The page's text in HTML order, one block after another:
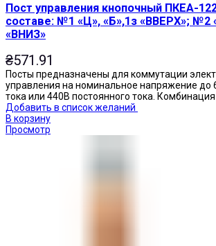
Пост управления кнопочный ПКЕА-
составе: №1 «Ц», «Б»,1з «ВВЕРХ»; №2
«ВНИЗ»
₴571.91
Посты предназначены для коммутации
управления на номинальное напряжение до
тока или 440В постоянного тока.
Добавить в список желаний
В корзину
Просмотр